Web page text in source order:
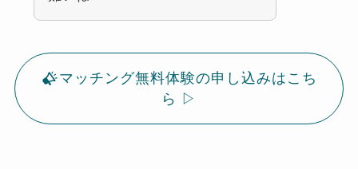
マッチング無料体験の申し込みはこち
ら ▷